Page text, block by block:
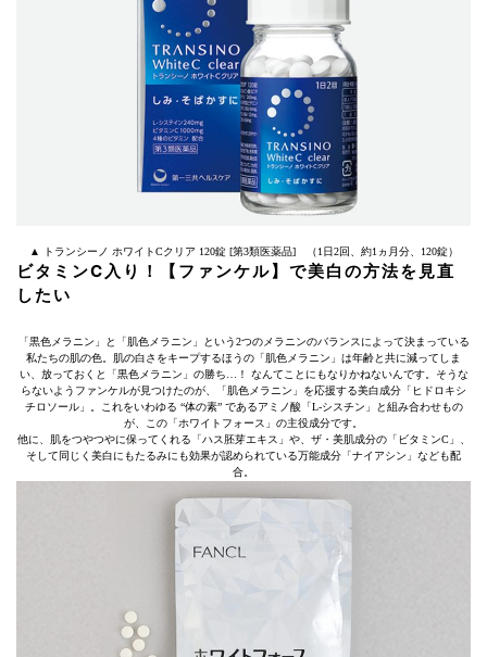
▲ トランシーノ ホワイトCクリア 120錠 [第3類医薬品] （1日2回、約1ヵ月分、120錠）
ビタミンC入り！【ファンケル】で美白の方法を見直
したい
「黒色メラニン」と「肌色メラニン」という2つのメラニンのバランスによって決まっている
私たちの肌の色。肌の白さをキープするほうの「肌色メラニン」は年齢と共に減ってしま
い、放っておくと「黒色メラニン」の勝ち…！ なんてことにもなりかねないんです。そうな
らないようファンケルが見つけたのが、「肌色メラニン」を応援する美白成分「ヒドロキシ
チロソール」。これをいわゆる “体の素” であるアミノ酸「L-シスチン」と組み合わせもの
が、この「ホワイトフォース」の主役成分です。
他に、肌をつやつやに保ってくれる「ハス胚芽エキス」や、ザ・美肌成分の「ビタミンC」、
そして同じく美白にもたるみにも効果が認められている万能成分「ナイアシン」なども配
合。